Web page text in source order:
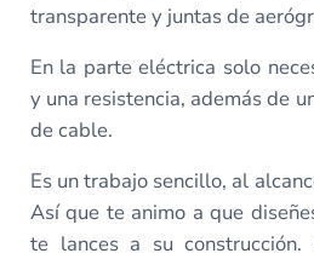
transparente y juntas de
En la parte eléctrica solo
y una resistencia, además de
de cable.
Es un trabajo sencillo, al
Así que te animo a que
te lances a su